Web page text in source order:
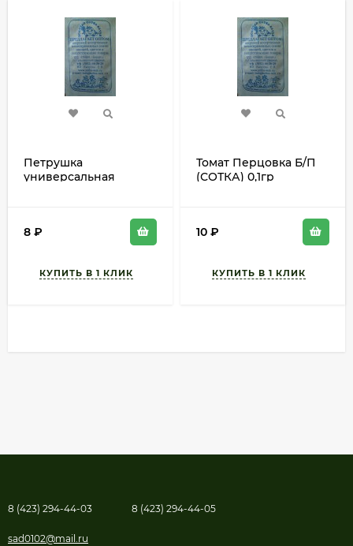
Петрушка
универсальная
8 ₽
Томат Перцовка Б/П
(СОТКА) 0,1гр
10 ₽
8 (423) 294-44-03 8 (423) 294-44-05
sad0102@mail.ru